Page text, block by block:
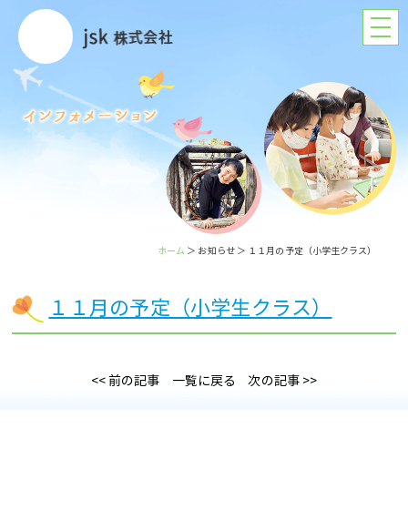
ホーム ＞ お知らせ ＞ １１月の予定（小学生クラス）
１１月の予定（小学生クラス）
<< 前の記事 一覧に戻る 次の記事 >>